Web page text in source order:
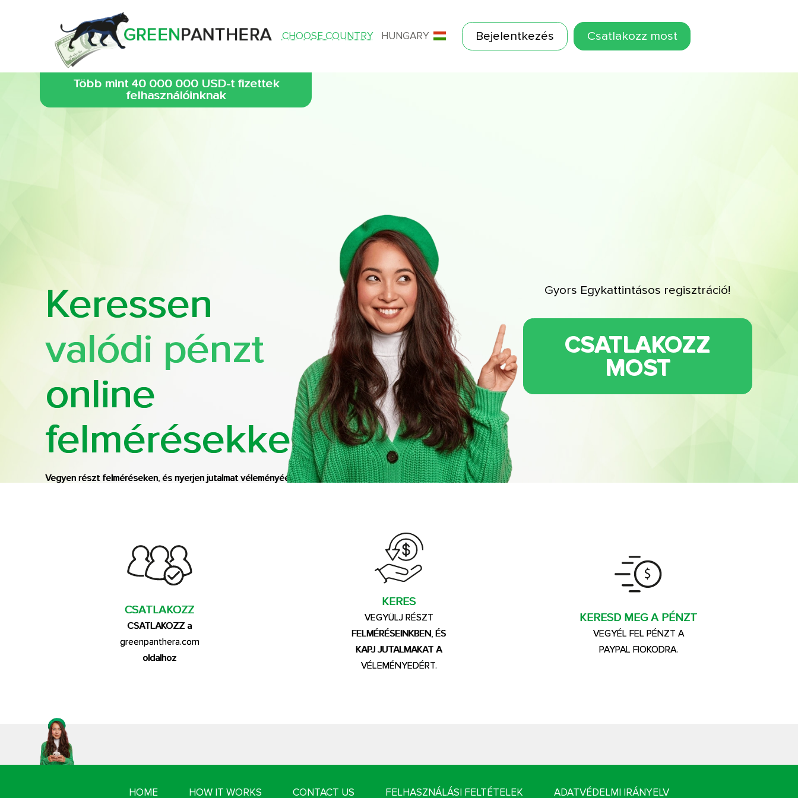
CHOOSE COUNTRY HUNGARY Bejelentkezés Csatlakozz most
Több mint 40 000 000 USD-t fizettek
felhasználóinknak
Keressen
valódi pénzt
online
felmérésekkel
Vegyen részt felméréseken, és nyerjen jutalmat véleményéért!
Gyors Egykattintásos regisztráció!
CSATLAKOZZ
MOST
CSATLAKOZZ
CSATLAKOZZ a
greenpanthera.com
oldalhoz
KERES
VEGYÜLJ RÉSZT
FELMÉRÉSEINKBEN, ÉS
KAPJ JUTALMAKAT A
VÉLEMÉNYEDÉRT.
KERESD MEG A PÉNZT
VEGYÉL FEL PÉNZT A
PAYPAL FIOKODRA.
HOME HOW IT WORKS CONTACT US FELHASZNÁLÁSI FELTÉTELEK ADATVÉDELMI IRÁNYELV